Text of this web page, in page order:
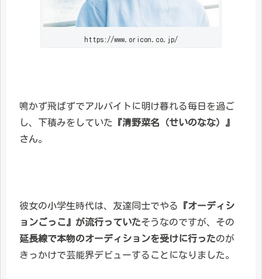
https://www.oricon.co.jp/
鳴かず飛ばずでアルバイトに明け暮れる毎日を過ご
し、下積みをしていた
『清野菜名（せいのなな）』
さん。
彼女の小学生時代は、友達同士でやる
『オーディシ
ョンごっこ』が流行っていたそうなのですが、その
延長線で本物のオーディションを受けに行ったのが
きっかけで芸能界デビューすることになりました。